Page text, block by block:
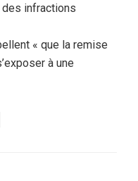
des infractions
« que la remise
à une